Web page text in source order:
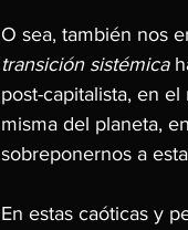
O sea, también nos
transición sistémica
post-capitalista, en
misma del planeta,
sobreponernos a
En estas caóticas y